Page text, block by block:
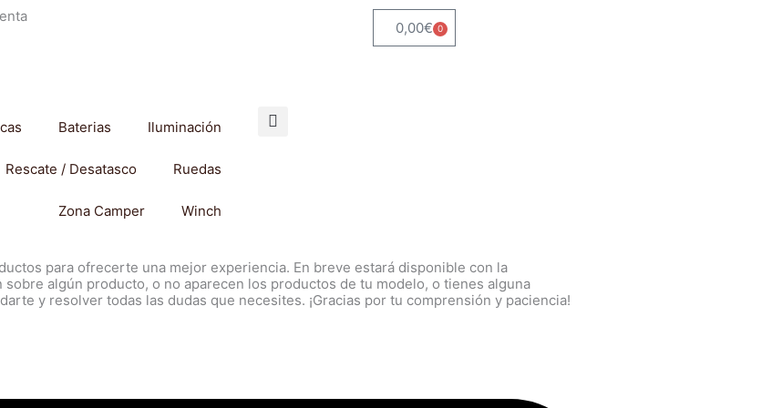
0,00€ 0
Carrito
Baterias Iluminación
Rescate / Desatasco Ruedas
Zona Camper Winch
para ofrecerte una mejor experiencia. En breve estará disponible con la
algún producto, o no aparecen los productos de tu modelo, o tienes alguna
y resolver todas las dudas que necesites. ¡Gracias por tu comprensión y paciencia!